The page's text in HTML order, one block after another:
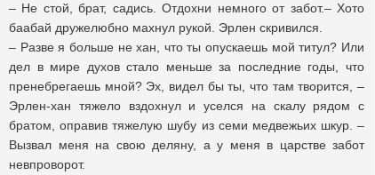
– Не стой, брат, садись. Отдохни немного от забот.– Хото
баабай дружелюбно махнул рукой. Эрлен скривился.
– Разве я больше не хан, что ты опускаешь мой титул? Или
дел в мире духов стало меньше за последние годы, что
пренебрегаешь мной? Эх, видел бы ты, что там творится, –
Эрлен-хан тяжело вздохнул и уселся на скалу рядом с
братом, оправив тяжелую шубу из семи медвежьих шкур. –
Вызвал меня на свою деляну, а у меня в царстве забот
невпроворот.